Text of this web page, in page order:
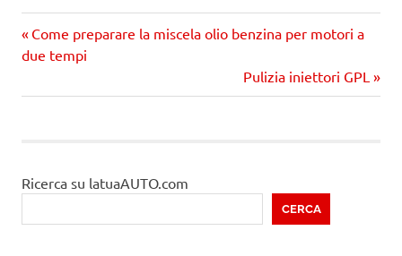
Navigazione
Precedente
articolo:
Come preparare la miscela olio benzina per motori a
due tempi
Prossimo
articolo
Pulizia iniettori GPL
Ricerca su latuaAUTO.com
CERCA